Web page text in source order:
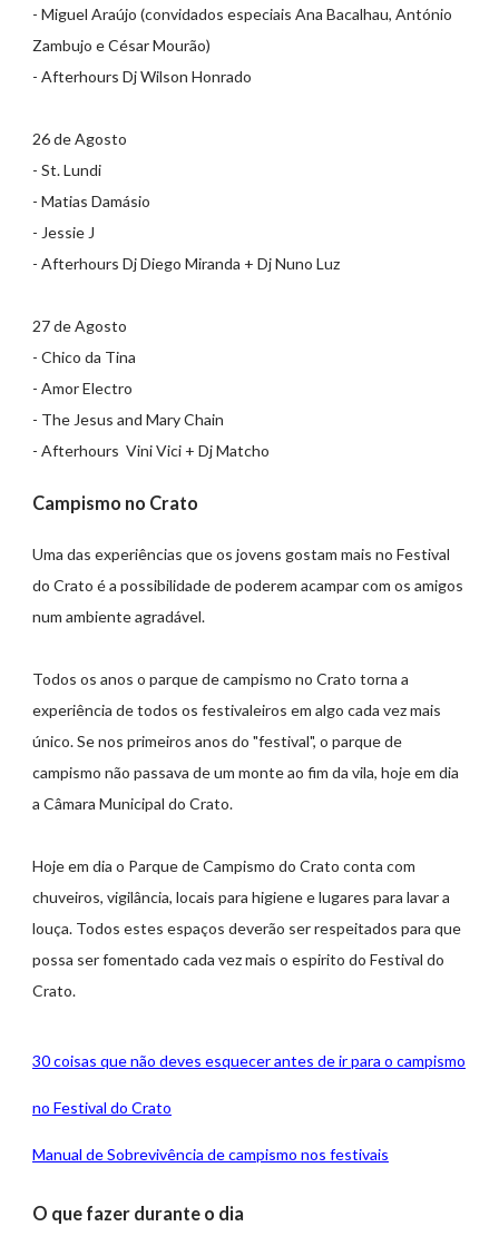
- Miguel Araújo (convidados especiais Ana Bacalhau, António
Zambujo e César Mourão)
- Afterhours Dj Wilson Honrado
26 de Agosto
- St. Lundi
- Matias Damásio
- Jessie J
- Afterhours Dj Diego Miranda + Dj Nuno Luz
27 de Agosto
- Chico da Tina
- Amor Electro
- The Jesus and Mary Chain
- Afterhours Vini Vici + Dj Matcho
Campismo no Crato
Uma das experiências que os jovens gostam mais no Festival
do Crato é a possibilidade de poderem acampar com os amigos
num ambiente agradável.
Todos os anos o parque de campismo no Crato torna a
experiência de todos os festivaleiros em algo cada vez mais
único. Se nos primeiros anos do "festival", o parque de
campismo não passava de um monte ao fim da vila, hoje em dia
a Câmara Municipal do Crato.
Hoje em dia o Parque de Campismo do Crato conta com
chuveiros, vigilância, locais para higiene e lugares para lavar a
louça. Todos estes espaços deverão ser respeitados para que
possa ser fomentado cada vez mais o espirito do Festival do
Crato.
30 coisas que não deves esquecer antes de ir para o campismo
no Festival do Crato
Manual de Sobrevivência de campismo nos festivais
O que fazer durante o dia